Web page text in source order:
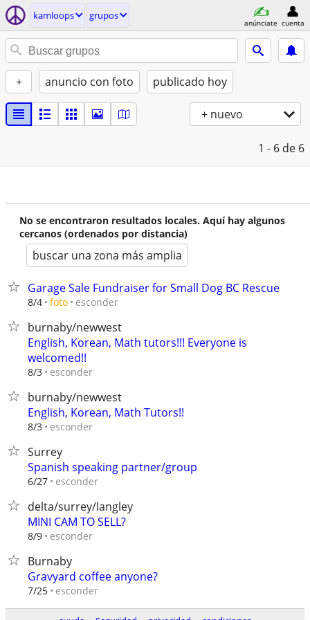
kamloops grupos
anúnciate cuenta
+ anuncio con foto publicado hoy
+ nuevo
1 - 6 de 6
No se encontraron resultados locales. Aquí hay algunos
cercanos (ordenados por distancia)
buscar una zona más amplia
Garage Sale Fundraiser for Small Dog BC Rescue
8/4 foto esconder
burnaby/newwest
English, Korean, Math tutors!!! Everyone is
welcomed!!
8/3 esconder
burnaby/newwest
English, Korean, Math Tutors!!
8/3 esconder
Surrey
Spanish speaking partner/group
6/27 esconder
delta/surrey/langley
MINI CAM TO SELL?
8/9 esconder
Burnaby
Gravyard coffee anyone?
7/25 esconder